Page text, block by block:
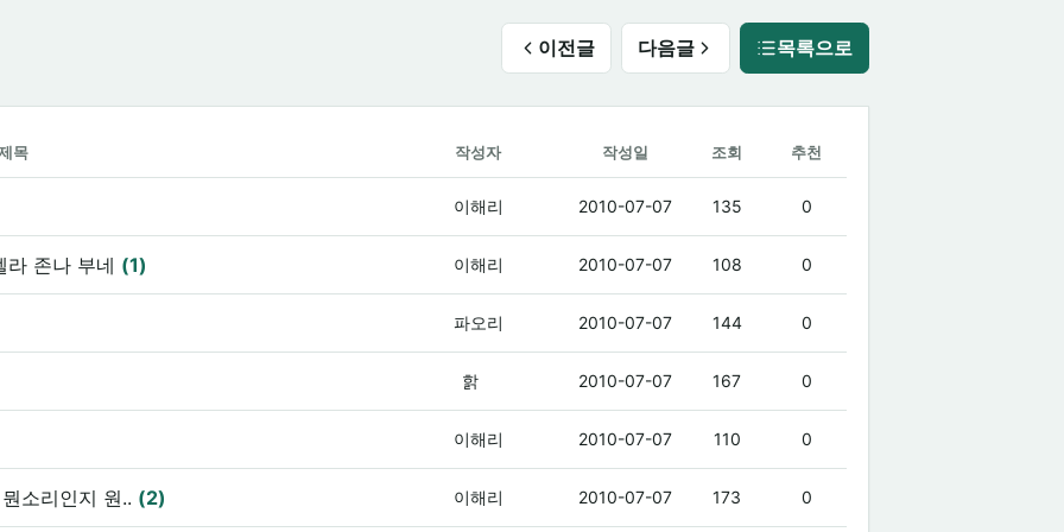
이전글 다음글 목록으로
목 작성자 작성일 조회 추천
이해리 2010-07-07 135 0
라 존나 부네 (1) 이해리 2010-07-07 108 0
파오리 2010-07-07 144 0
핡 2010-07-07 167 0
이해리 2010-07-07 110 0
소리인지 원.. (2) 이해리 2010-07-07 173 0